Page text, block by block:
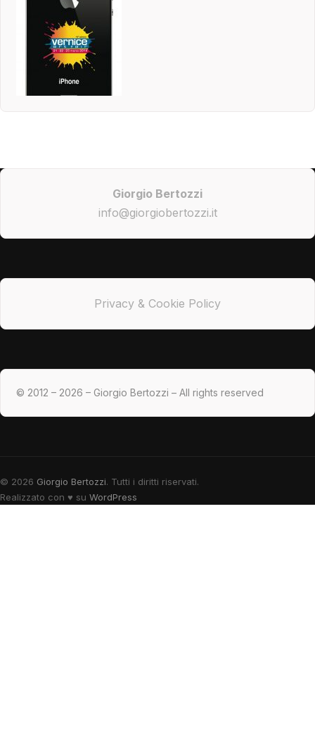
Giorgio Bertozzi
info@giorgiobertozzi.it
Privacy & Cookie Policy
© 2012 – 2026 – Giorgio Bertozzi – All rights reserved
© 2026 Giorgio Bertozzi. Tutti i diritti riservati.
Realizzato con ♥ su WordPress